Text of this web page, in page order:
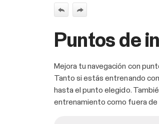
Puntos de
Mejora tu navegación con
Tanto si estás entrenando
hasta el punto elegido.
entrenamiento como fuera de